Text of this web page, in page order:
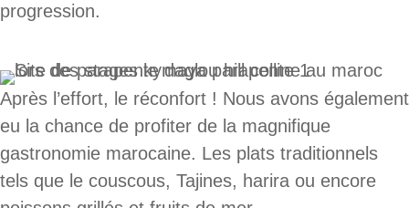
progression.
Après l’effort, le réconfort ! Nous avons également
eu la chance de profiter de la magnifique
gastronomie marocaine. Les plats traditionnels
tels que le couscous, Tajines, harira ou encore